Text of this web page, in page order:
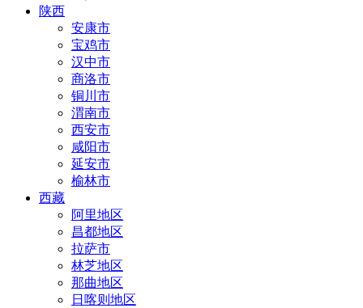
陕西
安康市
宝鸡市
汉中市
商洛市
铜川市
渭南市
西安市
咸阳市
延安市
榆林市
西藏
阿里地区
昌都地区
拉萨市
林芝地区
那曲地区
日喀则地区